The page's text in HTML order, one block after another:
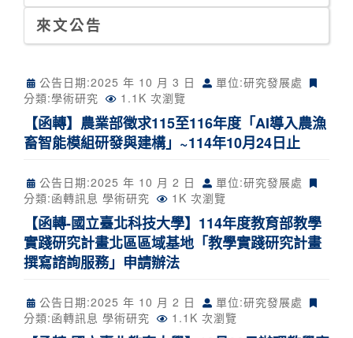
來文公告
公告日期:2025 年 10 月 3 日
單位:研究發展處
分類:學術研究 1.1K 次瀏覽
【函轉】農業部徵求115至116年度「AI導入農漁
畜智能模組研發與建構」~114年10月24日止
公告日期:2025 年 10 月 2 日
單位:研究發展處
分類:函轉訊息 學術研究 1K 次瀏覽
【函轉-國立臺北科技大學】114年度教育部教學
實踐研究計畫北區區域基地「教學實踐研究計畫
撰寫諮詢服務」申請辦法
公告日期:2025 年 10 月 2 日
單位:研究發展處
分類:函轉訊息 學術研究 1.1K 次瀏覽